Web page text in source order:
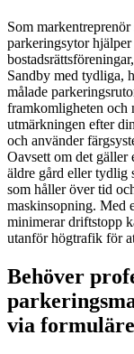
Som
parkeringsytor
Sandby med tydliga,
målade
framkomligheten och
utmärkningen efter
och använder
Oavsett om det gäller
äldre gård eller tydlig
som håller över tid
maskinsopning. Med
minimerar driftstopp
utanför högtrafik för
Behöver
via